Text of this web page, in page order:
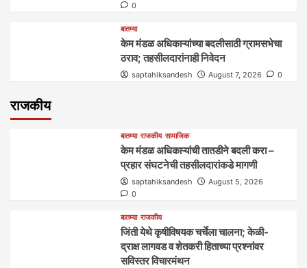
0
बातम्या
केम मंडळ अधिकाऱ्यांच्या बदलीसाठी ग्रामसभेचा
ठराव; तहसीलदारांनाही निवेदन
saptahiksandesh August 7, 2026 0
राजकीय
बातम्या राजकीय सामाजिक
केम मंडळ अधिकाऱ्यांची तातडीने बदली करा –
प्रहार संघटनेची तहसीलदारांकडे मागणी
saptahiksandesh
August 5, 2026
0
बातम्या राजकीय
जिंती येथे कृषीविषयक चर्चेला चालना; केळी-
द्राक्ष लागवड व शेतकरी हिताच्या प्रश्नांवर
सविस्तर विचारमंथन